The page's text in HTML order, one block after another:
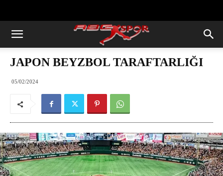
JAPON BEYZBOL TARAFTARLIĞI
05/02/2024